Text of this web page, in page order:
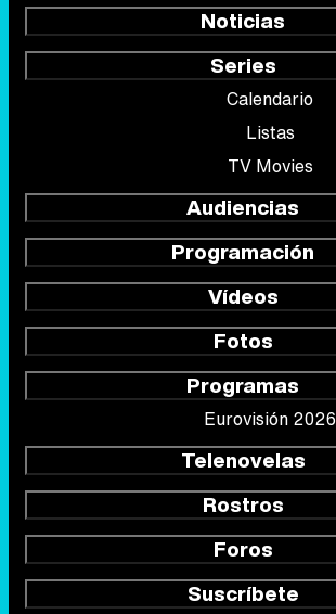
Noticias
Series
Calendario
Listas
TV Movies
Audiencias
Programación
Vídeos
Fotos
Programas
Eurovisión 2026
Telenovelas
Rostros
Foros
Suscríbete